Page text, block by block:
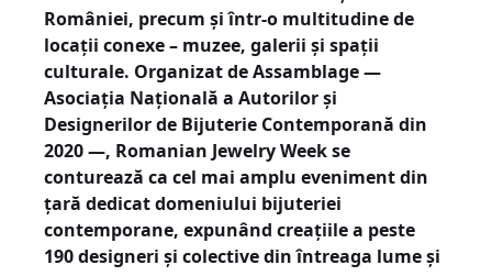
României, precum și într-o multitudine de
locații conexe – muzee, galerii și spații
culturale. Organizat de Assamblage —
Asociația Națională a Autorilor și
Designerilor de Bijuterie Contemporană din
2020 —, Romanian Jewelry Week se
conturează ca cel mai amplu eveniment din
țară dedicat domeniului bijuteriei
contemporane, expunând creațiile a peste
190 designeri și colective din întreaga lume și